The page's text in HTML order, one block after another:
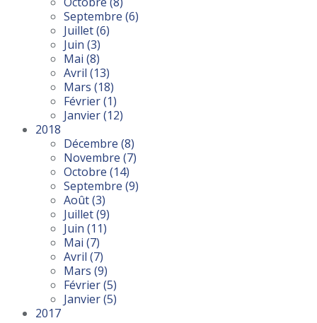
Septembre (6)
Juillet(6)
Juin (3)
Mai (8)
Avril (13)
Mars (18)
Février(1)
Janvier(12)
2018
Décembre (8)
Novembre (7)
Octobre (14)
Septembre (9)
Août(3)
Juillet(9)
Juin (11)
Mai (7)
Avril (7)
Mars (9)
Février(5)
Janvier(5)
2017